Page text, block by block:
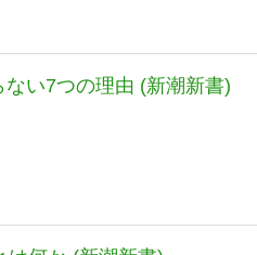
い7つの理由 (新潮新書)